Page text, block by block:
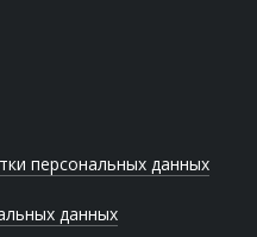
персональных данных
данных